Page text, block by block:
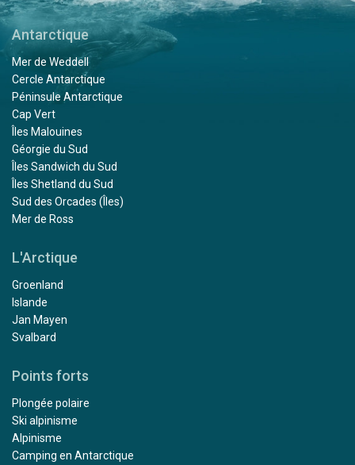
Antarctique
Mer de Weddell
Cercle Antarctique
Péninsule Antarctique
Cap Vert
Îles Malouines
Géorgie du Sud
Îles Sandwich du Sud
Îles Shetland du Sud
Sud des Orcades (Îles)
Mer de Ross
L'Arctique
Groenland
Islande
Jan Mayen
Svalbard
Points forts
Plongée polaire
Ski alpinisme
Alpinisme
Camping en Antarctique